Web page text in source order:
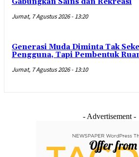
Jumat, 7 Agustus 2026 - 13:20
Generasi Muda Diminta Tak
Pengguna, Tapi Pembentuk
Jumat, 7 Agustus 2026 - 13:10
- Advertisement -